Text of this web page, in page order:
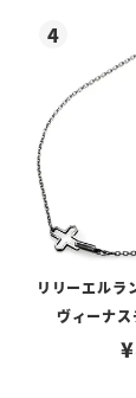
リリーエルラ
ヴィーナ
¥